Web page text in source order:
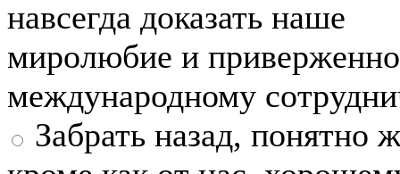
навсегда доказать наше
миролюбие и
международному
Забрать назад, понятно